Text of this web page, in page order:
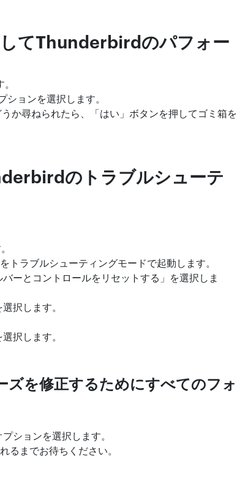
てThunderbirdのパフォー
ョンを選択します。
か尋ねられたら、「はい」ボタンを押してゴミ箱を
のトラブルシューテ
ラブルシューティングモードで起動します。
ーとコントロールをリセットする」を選択しま
択します。
択します。
を修正するためにすべてのフォ
ションを選択します。
までお待ちください。